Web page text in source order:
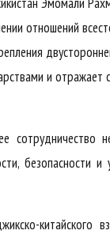
отношений
и
сотрудничество
безопасности и
китайского